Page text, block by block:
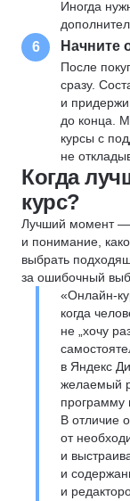
Иногда
6 Начните
После
сразу.
и
до конца.
курсы с
не
Когда
курс?
Лучший момент —
и понимание,
выбрать
за ошибочный
«Онлайн-
когда
не „хочу
в Яндекс
желаемый
программу
В отличие
от
и
и
и